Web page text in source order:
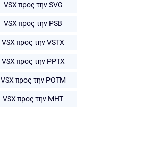
VSX προς την SVG
VSX προς την PSB
VSX προς την VSTX
VSX προς την PPTX
VSX προς την POTM
VSX προς την MHT